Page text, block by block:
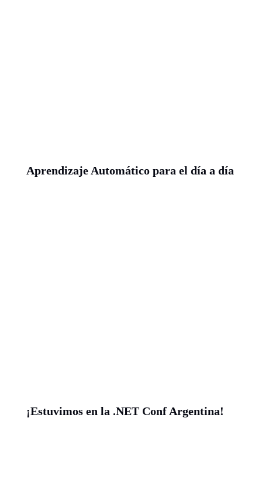
Aprendizaje Automático para el día a día
¡Estuvimos en la .NET Conf Argentina!